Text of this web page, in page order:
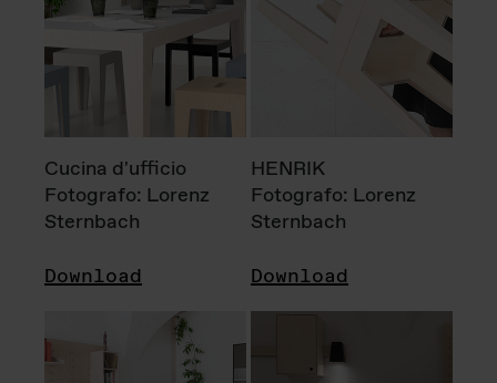
Cucina d'ufficio
Fotografo: Lorenz
Sternbach
Download
HENRIK
Fotografo: Lorenz
Sternbach
Download